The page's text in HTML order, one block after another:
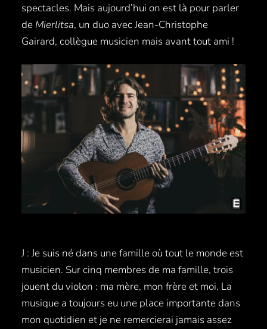
spectacles. Mais aujourd’hui on est là pour parler
de Mierlitsa, un duo avec Jean-Christophe
Gairard, collègue musicien mais avant tout ami !
J : Je suis né dans une famille où tout le monde est
musicien. Sur cinq membres de ma famille, trois
jouent du violon : ma mère, mon frère et moi. La
musique a toujours eu une place importante dans
mon quotidien et je ne remercierai jamais assez